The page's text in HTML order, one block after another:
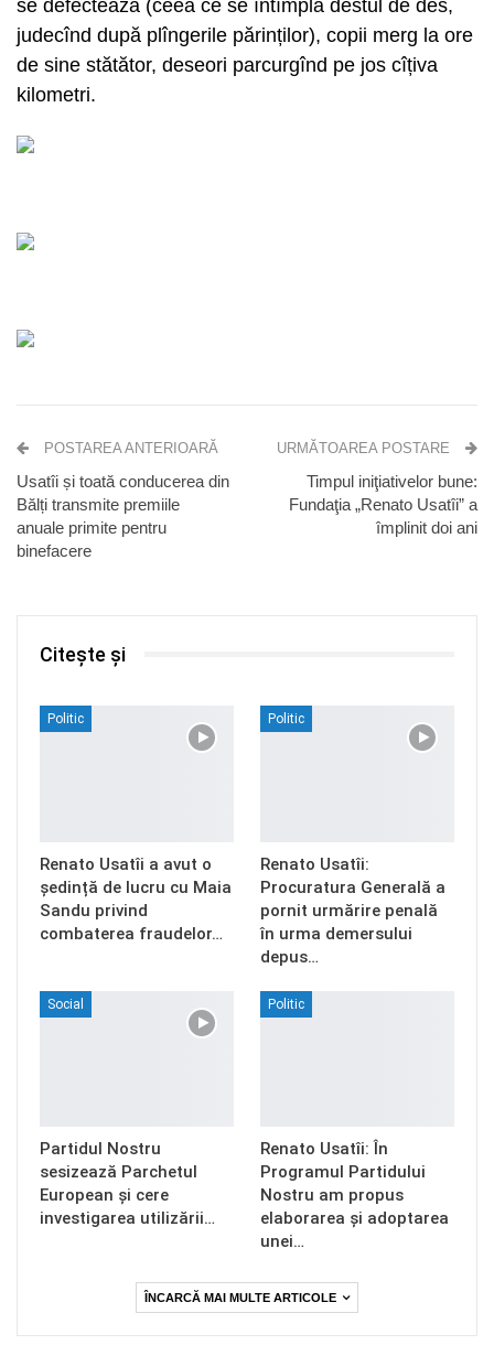
se defectează (ceea ce se întîmplă destul de des,
judecînd după plîngerile părinților), copii merg la ore
de sine stătător, deseori parcurgînd pe jos cîțiva
kilometri.
POSTAREA ANTERIOARĂ
Usatîi și toată conducerea din
Bălți transmite premiile
anuale primite pentru
binefacere
URMĂTOAREA POSTARE
Timpul iniţiativelor bune:
Fundaţia „Renato Usatîi” a
împlinit doi ani
Citește și
Politic
Renato Usatîi a avut o
ședință de lucru cu Maia
Sandu privind
combaterea fraudelor…
Politic
Renato Usatîi:
Procuratura Generală a
pornit urmărire penală
în urma demersului
depus…
Social
Partidul Nostru
sesizează Parchetul
European și cere
investigarea utilizării…
Politic
Renato Usatîi: În
Programul Partidului
Nostru am propus
elaborarea și adoptarea
unei…
ÎNCARCĂ MAI MULTE ARTICOLE